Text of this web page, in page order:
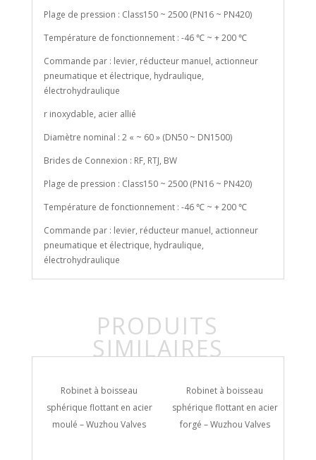
Plage de pression : Class150 ~ 2500 (PN16 ~ PN420)
Température de fonctionnement : -46 ℃ ~ + 200 ℃
Commande par : levier, réducteur manuel, actionneur
pneumatique et électrique, hydraulique,
électrohydraulique
r inoxydable, acier allié
Diamètre nominal : 2 « ~ 60 » (DN50 ~ DN1500)
Brides de Connexion : RF, RTJ, BW
Plage de pression : Class150 ~ 2500 (PN16 ~ PN420)
Température de fonctionnement : -46 ℃ ~ + 200 ℃
Commande par : levier, réducteur manuel, actionneur
pneumatique et électrique, hydraulique,
électrohydraulique
PRODUITS
SIMILAIRES
Robinet à boisseau
sphérique flottant en acier
moulé – Wuzhou Valves
Robinet à boisseau
sphérique flottant en acier
forgé – Wuzhou Valves